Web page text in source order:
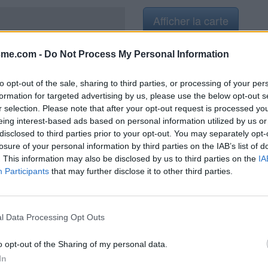
- Do Not Process My Personal Information
opt-out of the sale, sharing to third parties, or processing of your
for targeted advertising by us, please use the below opt-out
selection. Please note that after your opt-out request is processed
interest-based ads based on personal information utilized by us
to third parties prior to your opt-out. You may separately
of your personal information by third parties on the IAB’s list of
This information may also be disclosed by us to third parties on the
Participants that may further disclose it to other third parties.
Data Processing Opt Outs
opt-out of the Sharing of my personal data.
2024
Afficher la carte